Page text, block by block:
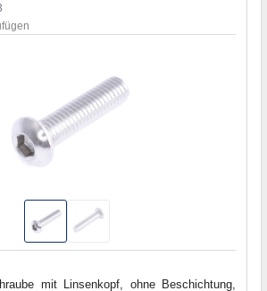
mit Linsenkopf, ohne Beschichtung,